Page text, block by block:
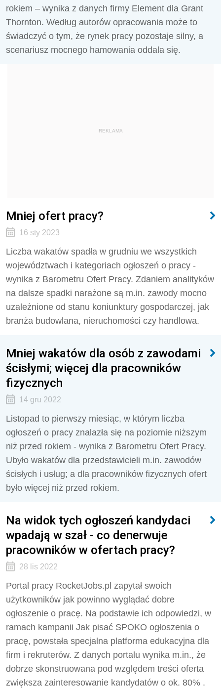
rokiem – wynika z danych firmy Element dla Grant
Thornton. Według autorów opracowania może to
świadczyć o tym, że rynek pracy pozostaje silny, a
scenariusz mocnego hamowania oddala się.
REKLAMA
Mniej ofert pracy?
16 sty 2023
Liczba wakatów spadła w grudniu we wszystkich
województwach i kategoriach ogłoszeń o pracy -
wynika z Barometru Ofert Pracy. Zdaniem analityków
na dalsze spadki narażone są m.in. zawody mocno
uzależnione od stanu koniunktury gospodarczej, jak
branża budowlana, nieruchomości czy handlowa.
Mniej wakatów dla osób z zawodami
ścisłymi; więcej dla pracowników
fizycznych
14 gru 2022
Listopad to pierwszy miesiąc, w którym liczba
ogłoszeń o pracy znalazła się na poziomie niższym
niż przed rokiem - wynika z Barometru Ofert Pracy.
Ubyło wakatów dla przedstawicieli m.in. zawodów
ścisłych i usług; a dla pracowników fizycznych ofert
było więcej niż przed rokiem.
Na widok tych ogłoszeń kandydaci
wpadają w szał - co denerwuje
pracowników w ofertach pracy?
28 lis 2022
Portal pracy RocketJobs.pl zapytał swoich
użytkowników jak powinno wyglądać dobre
ogłoszenie o pracę. Na podstawie ich odpowiedzi, w
ramach kampanii Jak pisać SPOKO ogłoszenia o
pracę, powstała specjalna platforma edukacyjna dla
firm i rekruterów. Z danych portalu wynika m.in., że
dobrze skonstruowana pod względem treści oferta
zwiększa zainteresowanie kandydatów o ok. 80% .